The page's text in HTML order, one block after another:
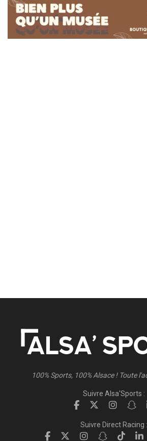
100% Sports, 100% Alsace ! Toute
Suivre Alsa'Sports :
Suivre Direct Racing :